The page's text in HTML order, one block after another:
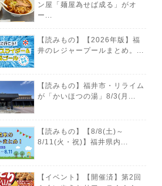
ン屋「麺屋為せば成る」がオ
ー...
【読みもの】【2026年版】福
井のレジャープールまとめ。...
【読みもの】福井市・リライム
が「かいほつの湯」8/3(月...
【読みもの】【8/8(土)～
8/11(火・祝)】福井県内...
【イベント】【開催済】第2回